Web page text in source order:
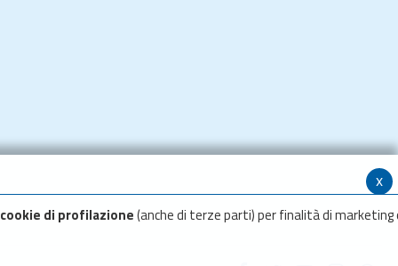
x
cookie di profilazione(anche di terze parti) per finalità di marketing